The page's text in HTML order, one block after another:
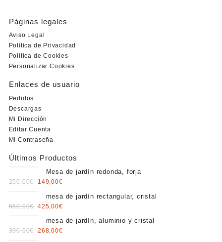
Páginas legales
Aviso Legal
Política de Privacidad
Política de Cookies
Personalizar Cookies
Enlaces de usuario
Pedidos
Descargas
Mi Dirección
Editar Cuenta
Mi Contraseña
Últimos Productos
Mesa de jardín redonda, forja
250,00€
Original
149,00€Current
mesa de jardín rectangular, cristal
650,00€ Original
425,00€Current
mesa de jardín, aluminio y cristal
390,00€ Original
268,00€Current